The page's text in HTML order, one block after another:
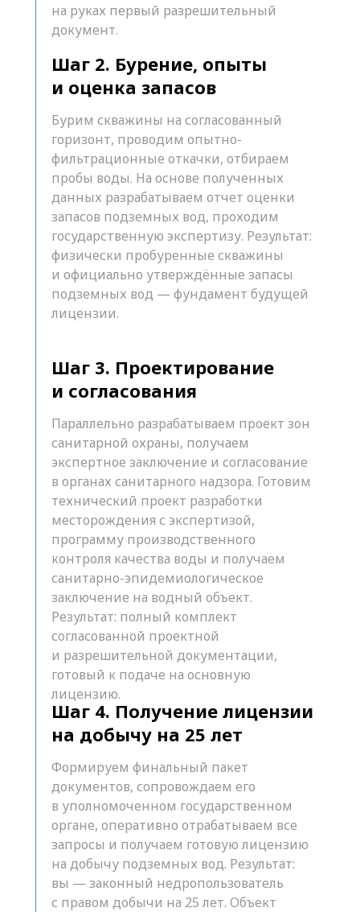
Формируем финальный пакет
документов, сопровождаем его
в уполномоченном государственном
органе, оперативно отрабатываем все
запросы и получаем готовую лицензию
на добычу подземных вод. Результат:
вы — законный недропользователь
с правом добычи на 25 лет. Объект
Шаг 4. Получение лицензии
на добычу на 25 лет
Параллельно разрабатываем проект зон
санитарной охраны, получаем
экспертное заключение и согласование
в органах санитарного надзора. Готовим
технический проект разработки
месторождения с экспертизой,
программу производственного
контроля качества воды и получаем
санитарно-эпидемиологическое
заключение на водный объект.
Результат: полный комплект
согласованной проектной
и разрешительной документации,
готовый к подаче на основную
лицензию.
Шаг 3. Проектирование
и согласования
Бурим скважины на согласованный
горизонт, проводим опытно-
фильтрационные откачки, отбираем
пробы воды. На основе полученных
данных разрабатываем отчет оценки
запасов подземных вод, проходим
государственную экспертизу. Результат:
физически пробуренные скважины
и официально утверждённые запасы
подземных вод — фундамент будущей
лицензии.
Шаг 2. Бурение, опыты
и оценка запасов
на руках первый разрешительный
документ.